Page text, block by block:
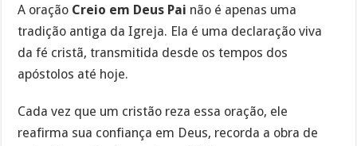
A oração Creio em Deus Pai não é apenas uma
tradição antiga da Igreja. Ela é uma declaração viva
da fé cristã, transmitida desde os tempos dos
apóstolos até hoje.
Cada vez que um cristão reza essa oração, ele
reafirma sua confiança em Deus, recorda a obra de